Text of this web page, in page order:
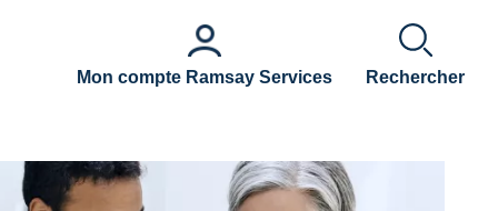
Mon compte Ramsay Services Rechercher